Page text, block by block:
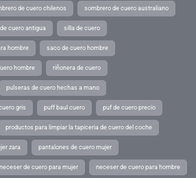
de cuero chilenos sombrero de cuero australiano
cuero antigua silla de cuero
hombre saco de cuero hombre
hombre riñonera de cuero
pulseras de cuero hechas a mano
gris puff baul cuero puf de cuero precio
productos para limpiar la tapiceria de cuero del coche
zara pantalones de cuero mujer
neceser de cuero para mujer neceser de cuero para hombre